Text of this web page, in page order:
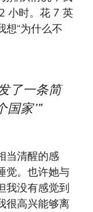
小时。花 7 英
想“为什么不
了一条简
家’”
当清醒的感
觉。也许她与
我没有感觉到
很高兴能够离